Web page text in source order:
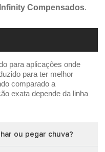
Infinity Compensados.
para aplicações onde
para ter melhor
comparado a
exata depende da linha
ou pegar chuva?